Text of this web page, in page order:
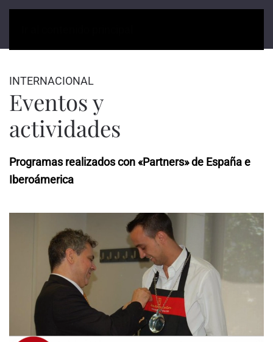
INTERNACIONAL
Eventos y
actividades
Programas realizados con «Partners» de España e
Iberoámerica